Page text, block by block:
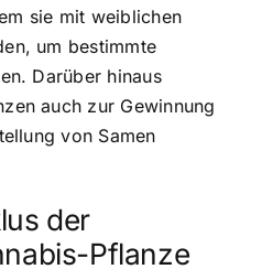
sie mit weiblichen
um bestimmte
Darüber hinaus
auch zur Gewinnung
von Samen
der
Pflanze